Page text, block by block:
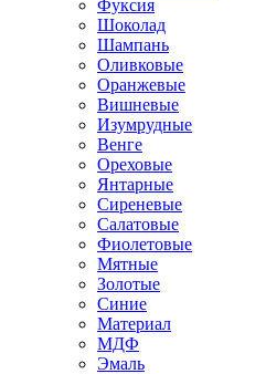
Фуксия
Шоколад
Шампань
Оливковые
Оранжевые
Вишневые
Изумрудные
Венге
Ореховые
Янтарные
Сиреневые
Салатовые
Фиолетовые
Мятные
Золотые
Синие
Материал
МДФ
Эмаль